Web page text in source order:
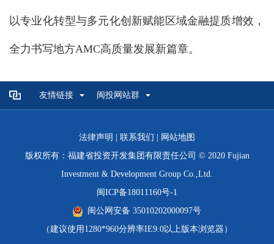
以专业化转型与多元化创新赋能区域金融提质增效，
全力书写地方AMC高质量发展新篇章。
友情链接 闽投网站群
法律声明 联系我们
网站地图
版权所有：福建省投资开发集团有限责任公司 © 2020 Fujian
Investment & Development Group Co.,Ltd.
闽ICP备18011160号-1
闽公网安备 35010202000097号
（建议使用1280*960分辨率IE9.0以上版本浏览器）